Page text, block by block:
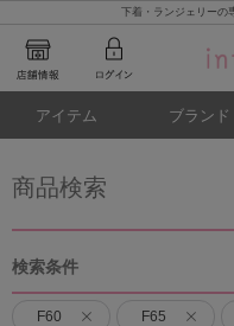
下着・ランジェリー
アイテム ブランド
商品検索
検索条件
F60 F65